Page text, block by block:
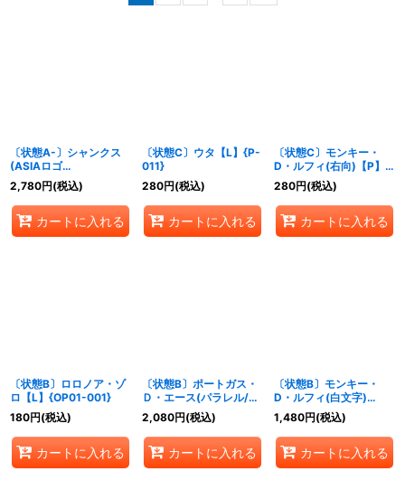
〔状態A-〕シャンクス
(ASIAロゴ
有/illust:Ryuda)【R】
{OP12-008}
2,780円(税込)
カートに入れる
〔状態C〕ウタ【L】{P-
011}
280円(税込)
カートに入れる
〔状態C〕モンキー・
D・ルフィ(右向)【P】
{P-022}
280円(税込)
カートに入れる
〔状態B〕ロロノア・ゾ
ロ【L】{OP01-001}
180円(税込)
カートに入れる
〔状態B〕ポートガス・
Ｄ・エース(パラレル/フ
ルアート)【SR/P】
{ST30-007}
2,080円(税込)
カートに入れる
〔状態B〕モンキー・
D・ルフィ(白文字)
【P】{P-159}
1,480円(税込)
カートに入れる